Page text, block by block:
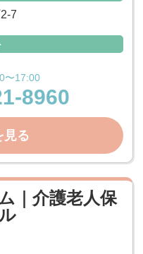
7
〜17:00
8960
見る
｜介護老人保